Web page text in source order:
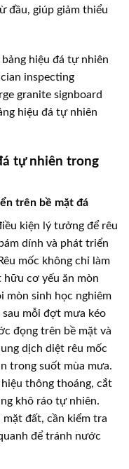
đầu, giúp giảm thiểu
hiệu đá tự nhiên
tự nhiên trong
trên bề mặt đá
kiện lý tưởng để rêu
dính và phát triển
mốc không chỉ làm
hữu cơ yếu ăn mòn
mòn sinh học nghiêm
mỗi đợt mưa kéo
đọng trên bề mặt và
dịch diệt rêu mốc
trong suốt mùa mưa.
thông thoáng, cắt
khô ráo tự nhiên.
đất, cần kiểm tra
để tránh nước